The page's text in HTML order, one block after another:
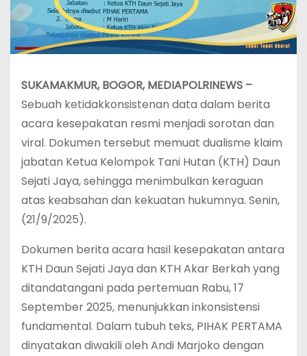
SUKAMAKMUR, BOGOR, MEDIAPOLRINEWS –
Sebuah ketidakkonsistenan data dalam berita
acara kesepakatan resmi menjadi sorotan dan
viral. Dokumen tersebut memuat dualisme klaim
jabatan Ketua Kelompok Tani Hutan (KTH) Daun
Sejati Jaya, sehingga menimbulkan keraguan
atas keabsahan dan kekuatan hukumnya. Senin,
(21/9/2025).
‎Dokumen berita acara hasil kesepakatan antara
KTH Daun Sejati Jaya dan KTH Akar Berkah yang
ditandatangani pada pertemuan Rabu, 17
September 2025, menunjukkan inkonsistensi
fundamental. Dalam tubuh teks, PIHAK PERTAMA
dinyatakan diwakili oleh Andi Marjoko dengan